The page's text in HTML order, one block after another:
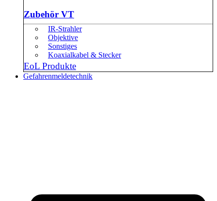
Zubehör VT
IR-Strahler
Objektive
Sonstiges
Koaxialkabel & Stecker
EoL Produkte
Gefahrenmeldetechnik